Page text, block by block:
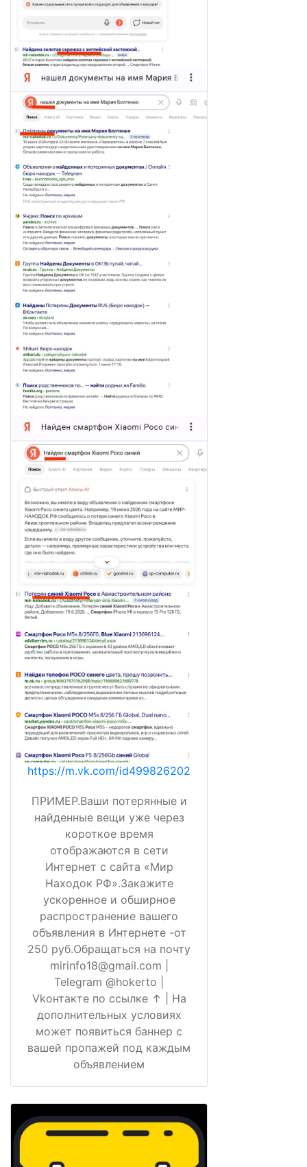
https://m.vk.com/id499826202
ПРИМЕР.Ваши потерянные и
найденные вещи уже через
короткое время
отображаются в сети
Интернет с сайта «Мир
Находок РФ».Закажите
ускоренное и обширное
распространение вашего
объявления в Интернете -от
250 руб.Обращаться на почту
mirinfo18@gmail.com |
Telegram @hokerto |
Vkонтакте по ссылке ↑ | На
дополнительных условиях
может появиться баннер с
вашей пропажей под каждым
объявлением